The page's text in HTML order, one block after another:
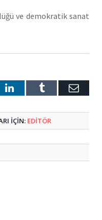
ve demokratik sanat
LinkedInTumblr E-
IÇIN: EDİTÖR